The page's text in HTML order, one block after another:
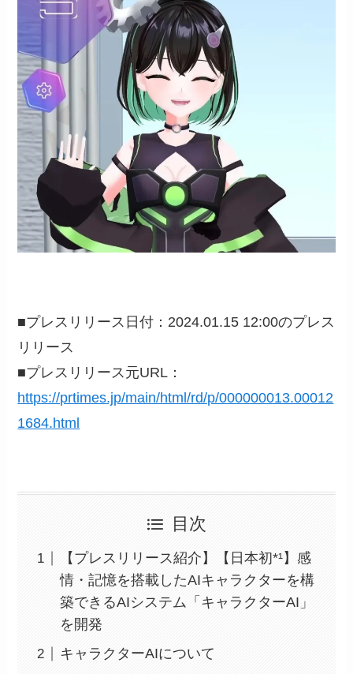
■プレスリリース日付：2024.01.15 12:00のプレス
リリース
■プレスリリース元URL：
https://prtimes.jp/main/html/rd/p/000000013.00012
1684.html
目次
【プレスリリース紹介】【日本初*¹】感
情・記憶を搭載したAIキャラクターを構
築できるAIシステム「キャラクターAI」
を開発
キャラクターAIについて